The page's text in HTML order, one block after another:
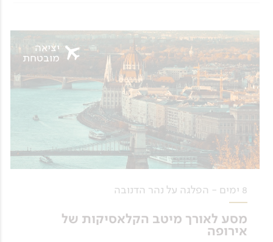
8 ימים - הפלגה על נהר הדנובה
מסע לאורך מיטב הקלאסיקות של
אירופה
יציאה
מובטחת